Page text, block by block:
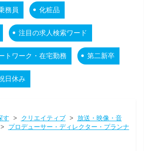
務員 化粧品
注目の求人検索ワード
トワーク・在宅勤務 第二新卒
日休み
す > クリエイティブ> 放送・映像・音
プロデューサー・ディレクター・プランナ